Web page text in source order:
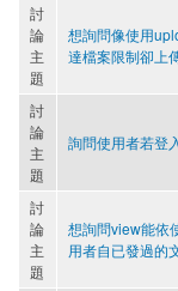
討
論
主
題
想詢問像使用
達檔案限制卻上
討
論
主
題
詢問使用者若登
討
論
主
題
想詢問view能依
用者自已發過的